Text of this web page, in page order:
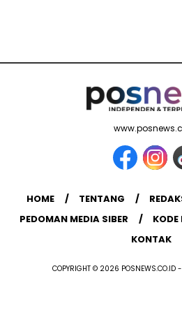
HOME TENTANG
PEDOMAN MEDIA SIBER
KODE
KONTAK
COPYRIGHT © 2026 POSNEWS.CO.ID